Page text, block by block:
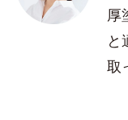
厚
と
取